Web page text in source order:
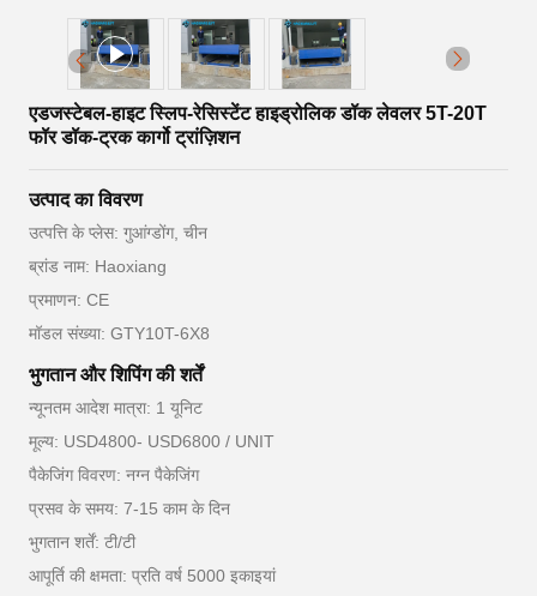
एडजस्टेबल-हाइट स्लिप-रेसिस्टेंट हाइड्रोलिक डॉक लेवलर 5T-20T
फॉर डॉक-ट्रक कार्गो ट्रांज़िशन
उत्पाद का विवरण
उत्पत्ति के प्लेस: गुआंग्डोंग, चीन
ब्रांड नाम: Haoxiang
प्रमाणन: CE
मॉडल संख्या: GTY10T-6X8
भुगतान और शिपिंग की शर्तें
न्यूनतम आदेश मात्रा: 1 यूनिट
मूल्य: USD4800- USD6800 / UNIT
पैकेजिंग विवरण: नग्न पैकेजिंग
प्रसव के समय: 7-15 काम के दिन
भुगतान शर्तें: टी/टी
आपूर्ति की क्षमता: प्रति वर्ष 5000 इकाइयां